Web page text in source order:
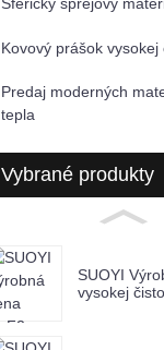
Kovový prášok vysokej
Predaj moderných
tepla
Vybrané produkty
SUOYI
vysokej